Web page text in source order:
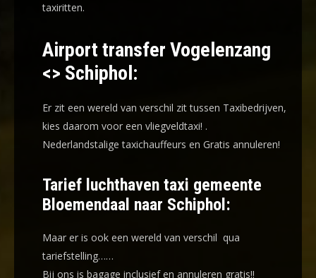
taxiritten.
Airport transfer Vogelenzang
<> Schiphol:
Er zit een wereld van verschil zit tussen Taxibedrijven,
kies daarom voor een vliegveldtaxi! .
Nederlandstalige taxichauffeurs en Gratis annuleren!
Tarief luchthaven taxi gemeente
Bloemendaal naar Schiphol:
Maar er is ook een wereld van verschil qua
tariefstelling……
Bij ons is bagage inclusief en annuleren gratis!!